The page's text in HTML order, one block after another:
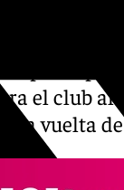
en
el club
la vuelta de